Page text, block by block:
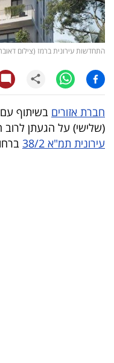
קריפטו
ויראלי
עסקי
ספורט
קריירה
התחדשות עירונית ברמז (צילום
חברת אזורים בשיתוף
(שלישי) על הגעתן לרוב
עירונית תמ"א 38/2
ברחוב